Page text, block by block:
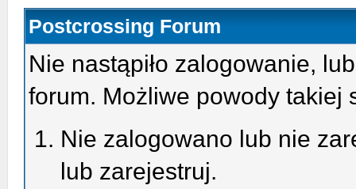
Postcrossing Forum
Nie nastąpiło zalogowanie,
forum. Możliwe powody takiej
Nie zalogowano lub nie
lub zarejestruj.